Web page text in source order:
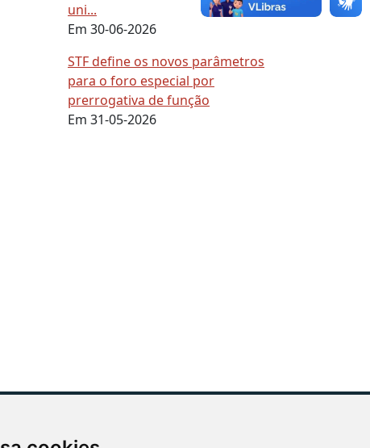
uni...
Em 30-06-2026
STF define os novos parâmetros
para o foro especial por
prerrogativa de função
Em 31-05-2026